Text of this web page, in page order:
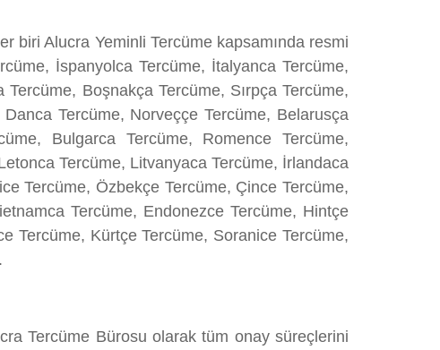
biri Alucra Yeminli Tercüme kapsamında resmi
İspanyolca Tercüme, İtalyanca Tercüme,
Boşnakça Tercüme, Sırpça Tercüme,
Tercüme, Norveççe Tercüme, Belarusça
Bulgarca Tercüme, Romence Tercüme,
Tercüme, Litvanyaca Tercüme, İrlandaca
Tercüme, Özbekçe Tercüme, Çince Tercüme,
Tercüme, Endonezce Tercüme, Hintçe
Tercüme, Kürtçe Tercüme, Soranice Tercüme,
Tercüme Bürosu olarak tüm onay süreçlerini